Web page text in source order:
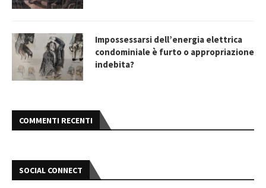
Impossessarsi dell’energia elettrica
condominiale è furto o appropriazione
indebita?
COMMENTI RECENTI
SOCIAL CONNECT